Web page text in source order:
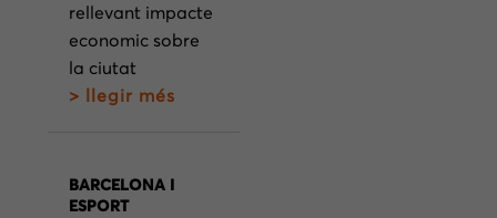
rellevant impacte
economic sobre
la ciutat
> llegir més
BARCELONA I
ESPORT